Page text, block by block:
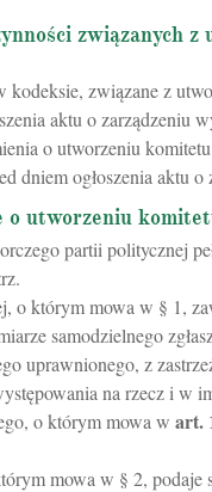
związanych z
kodeksie, związane z
aktu o zarządzeniu
o utworzeniu
dniem ogłoszenia aktu
utworzeniu
partii politycznej
o którym mowa w § 1,
samodzielnego
uprawnionego, z
na rzecz i w
o którym mowa w art.
mowa w § 2, podaje